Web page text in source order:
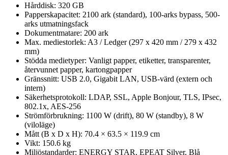
Hårddisk: 320 GB
Papperskapacitet: 2100 ark (standard), 100-arks bypass, 500-
arks utmatningsfack
Dokumentmatare: 200 ark
Max. mediestorlek: A3 / Ledger (297 x 420 mm / 279 x 432
mm)
Stödda medietyper: Vanligt papper, etiketter, transparenter,
återvunnet papper, kartongpapper
Gränssnitt: USB 2.0, Gigabit LAN, USB-värd (extern och
intern)
Säkerhetsprotokoll: LDAP, SSL, Apple Bonjour, TLS, IPsec,
802.1x, AES-256
Strömförbrukning: 1100 W (drift), 80 W (standby), 8 W
(viloläge)
Mått (B x D x H): 70.4 × 63.5 × 119.9 cm
Vikt: 150.6 kg
Miljöstandarder: ENERGY STAR, EPEAT Silver, Blå